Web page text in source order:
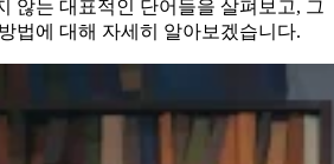
않는 대표적인 단어들을 살펴보고, 그
법에 대해 자세히 알아보겠습니다.